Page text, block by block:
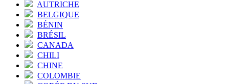
AUTRICHE
BELGIQUE
BÉNIN
BRÉSIL
CANADA
CHILI
CHINE
COLOMBIE